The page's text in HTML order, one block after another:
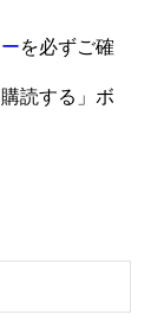
を必ずご確
読する」ボ